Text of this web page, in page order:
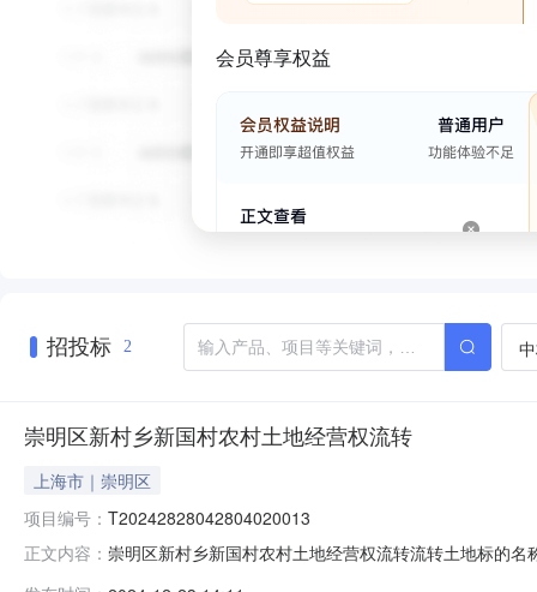
会员尊享权益
招投标 2
崇明区新村乡新国村农村土地经营权流转
上海市｜崇明区
项目编号： T20242828042804020013
正文内容： 崇明区新村乡新国村农村土地经营权流转流转土地标的